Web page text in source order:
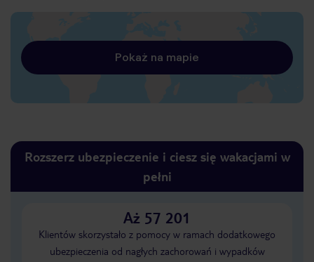
Pokaż na mapie
Rozszerz ubezpieczenie i ciesz się wakacjami w
pełni
Aż 57 201
Klientów skorzystało z pomocy w ramach dodatkowego
ubezpieczenia od nagłych zachorowań i wypadków